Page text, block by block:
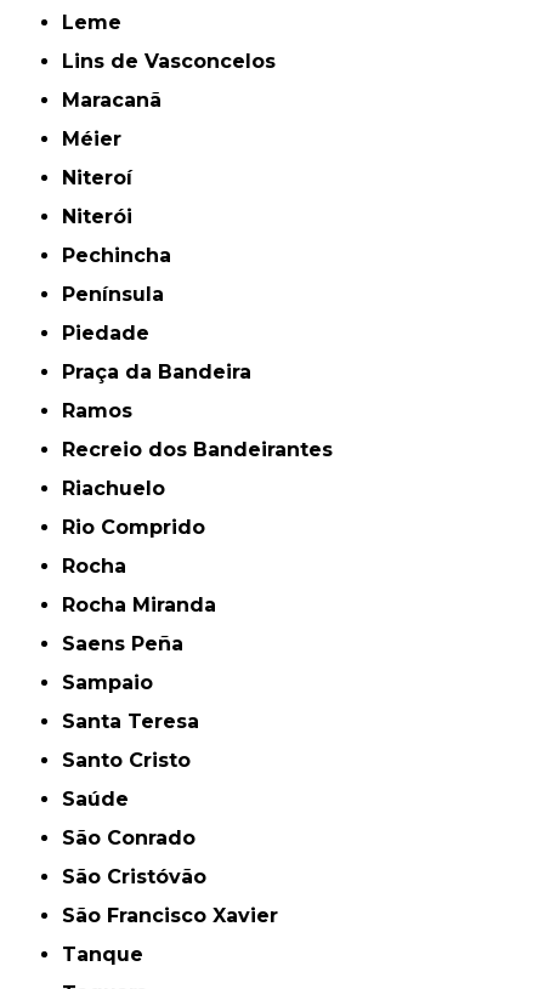
Leme
Lins de Vasconcelos
Maracanã
Méier
Niteroí
Niterói
Pechincha
Península
Piedade
Praça da Bandeira
Ramos
Recreio dos Bandeirantes
Riachuelo
Rio Comprido
Rocha
Rocha Miranda
Saens Peña
Sampaio
Santa Teresa
Santo Cristo
Saúde
São Conrado
São Cristóvão
São Francisco Xavier
Tanque